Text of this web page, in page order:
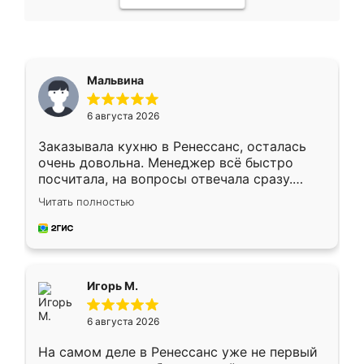
Мальвина
6 августа 2026
Заказывала кухню в Ренессанс, осталась
очень довольна. Менеджер всё быстро
посчитала, на вопросы отвечала сразу.
Замерщик приехал в субботу, подошёл к
делу со всей ответственностью. Собрали
за день, ребята работали аккуратно, даже
Читать полностью
Игорь М.
6 августа 2026
На самом деле в Ренессанс уже не первый